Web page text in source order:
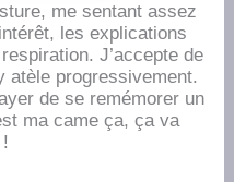
me sentant assez
les explications
J’accepte de
atèle progressivement.
de se remémorer un
ma came ça, ça va